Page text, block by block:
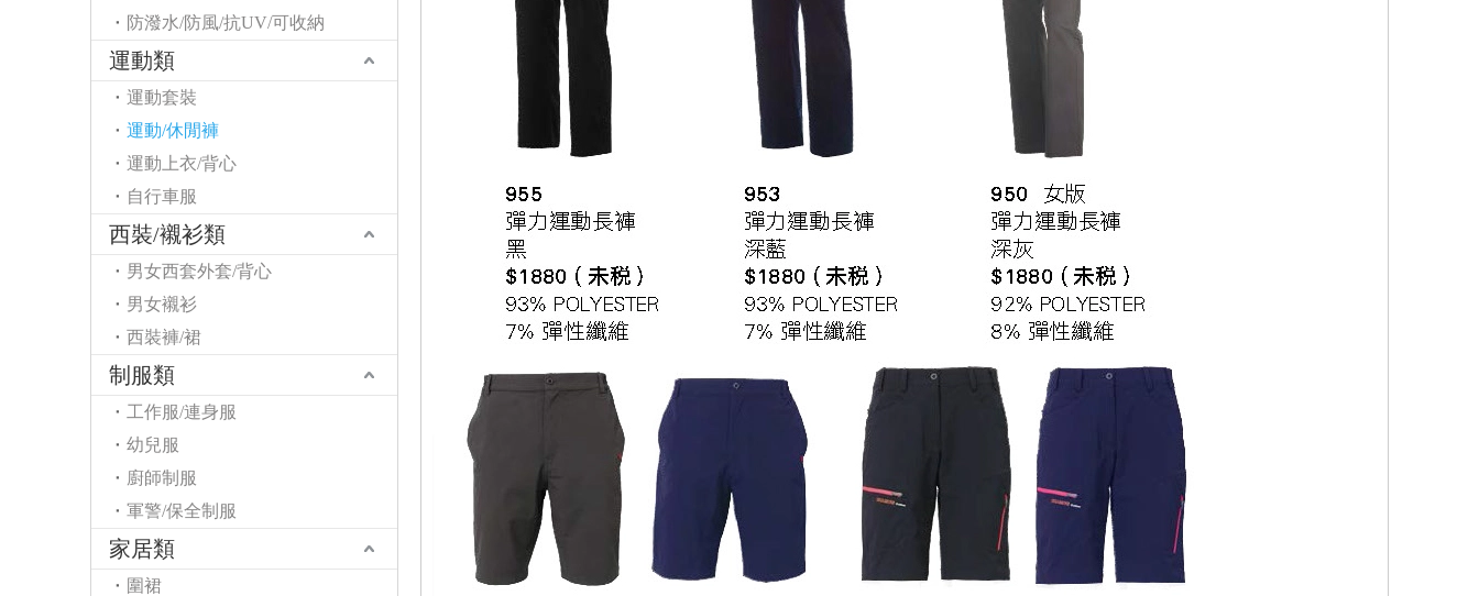
防潑水/防風/抗UV/可收納
運動類
運動套裝
運動/休閒褲
運動上衣/背心
自行車服
西裝/襯衫類
男女西套外套/背心
男女襯衫
西裝褲/裙
制服類
工作服/連身服
幼兒服
廚師制服
軍警/保全制服
家居類
圍裙